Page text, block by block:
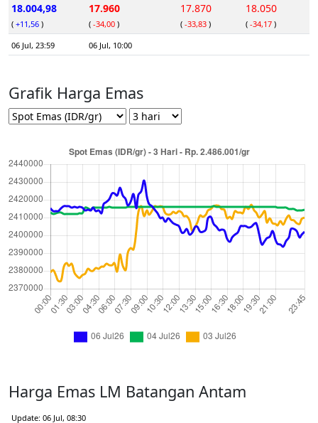
18.004,98
( +11,56 )
17.960
( -34,00 )
17.870
( -33,83 )
18.050
( -34,17 )
06 Jul, 23:59
06 Jul, 10:00
Grafik Harga Emas
Harga Emas LM Batangan Antam
Update: 06 Jul, 08:30